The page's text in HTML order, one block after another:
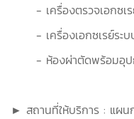
- เครื่องตรวจเอกซเ
- เครื่องเอกซเรย์ระบ
- ห้องผ่าตัดพร้อมอุปก
► สถานที่ให้บริการ : แผ